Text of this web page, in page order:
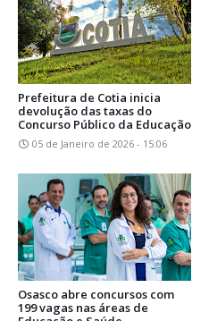
Prefeitura de Cotia inicia
devolução das taxas do
Concurso Público da Educação
05 de Janeiro de 2026 - 15:06
Osasco abre concursos com
199 vagas nas áreas de